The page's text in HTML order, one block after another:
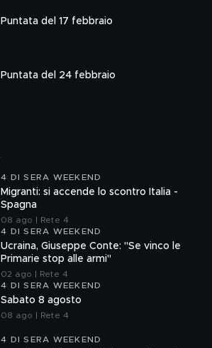
Puntata del 17 febbraio
Puntata del 24 febbraio
4 DI SERA WEEKEND
Migranti: si accende lo scontro Italia -
Spagna
08 ago | Rete 4
4 DI SERA WEEKEND
Ucraina, Giuseppe Conte: "Se vinco le
Primarie stop alle armi"
02 ago | Rete 4
4 DI SERA WEEKEND
Sabato 8 agosto
08 ago | Rete 4
4 DI SERA WEEKEND